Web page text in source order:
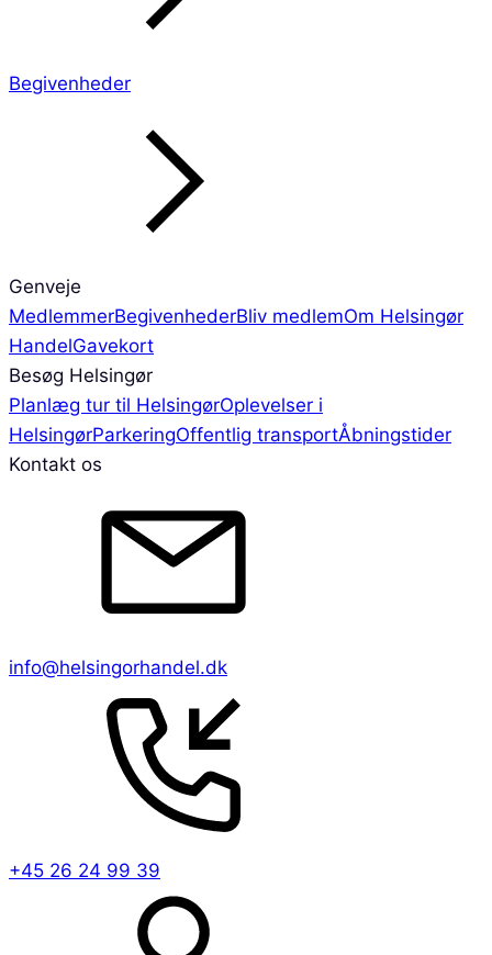
Begivenheder
Genveje
MedlemmerBegivenhederBliv medlemOm Helsingør
HandelGavekort
Besøg Helsingør
Planlæg tur til HelsingørOplevelser i
HelsingørParkeringOffentlig transportÅbningstider
Kontakt os
info@helsingorhandel.dk
+45 26 24 99 39